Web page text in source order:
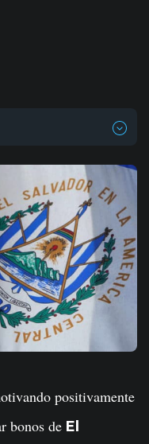
positivamente
bonos de El